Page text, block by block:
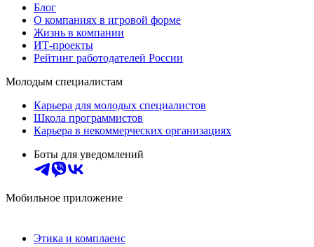
Блог
О компаниях в игровой форме
Жизнь в компании
ИТ-проекты
Рейтинг работодателей России
Молодым специалистам
Карьера для молодых специалистов
Школа программистов
Карьера в некоммерческих организациях
Боты для уведомлений
Мобильное приложение
Этика и комплаенс